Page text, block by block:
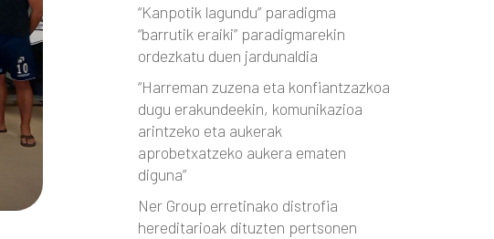
“Kanpotik lagundu” paradigma
“barrutik eraiki” paradigmarekin
ordezkatu duen jardunaldia
“Harreman zuzena eta konfiantzazkoa
dugu erakundeekin, komunikazioa
arintzeko eta aukerak
aprobetxatzeko aukera ematen
diguna”
Ner Group erretinako distrofia
hereditarioak dituzten pertsonen